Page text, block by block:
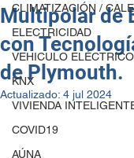
CLIMATIZACIÓN /
ELECTRICIDAD
VEHICULO ELÉCTRICO
KNX
VIVIENDA
COVID19
AÚNA
Multipolar de
con
de Plymouth.
Actualizado: 4 jul 2024